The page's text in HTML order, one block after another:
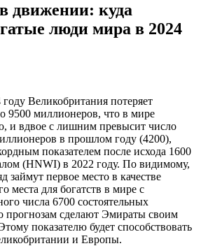
движении: куда
люди мира в 2024
Великобритания потеряет
9500 миллионеров, что в мире
и вдвое с лишним превысит число
в прошлом году (4200),
показателем после исхода 1600
(HNWI) в 2022 году. По видимому,
займут первое место в качестве
места для богатств в мире с
числа 6700 состоятельных
прогнозам сделают Эмираты своим
показателю будет способствовать
и Европы.